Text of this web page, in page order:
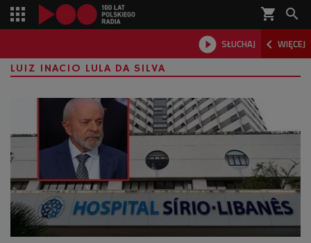
shopping_cart 
 SŁUCHAJ  WIĘCEJ

LUIZ INACIO LULA DA SILVA